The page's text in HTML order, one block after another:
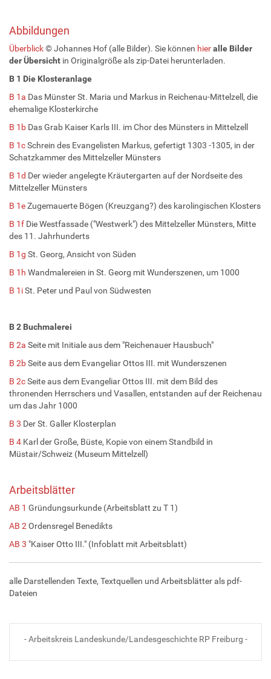
Abbildungen
Überblick© Johannes Hof (alle Bilder). Sie können hieralle Bilder
derÜbersicht in Originalgröße als zip-Datei herunterladen.
B 1 Die Klosteranlage
B 1a Das Münster St. Maria und Markus in Reichenau-Mittelzell, die
ehemalige Klosterkirche
B 1b Das Grab Kaiser Karls III. im Chor des Münsters in Mittelzell
B 1cSchrein des Evangelisten Markus, gefertigt 1303 -1305, in der
Schatzkammer des Mittelzeller Münsters
B 1d Der wieder angelegte Kräutergarten auf der Nordseite des
Mittelzeller Münsters
B 1eZugemauerte Bögen (Kreuzgang?) des karolingischen Klosters
B 1f Die Westfassade ("Westwerk") des Mittelzeller Münsters, Mitte
des 11. Jahrhunderts
B 1g St. Georg, Ansicht von Süden
B 1h Wandmalereien in St. Georg mit Wunderszenen, um 1000
B 1iSt. Peter und Paul von Südwesten
B 2 Buchmalerei
B 2a Seite mit Initiale aus dem "Reichenauer Hausbuch"
B 2bSeite aus dem Evangeliar Ottos III. mit Wunderszenen
B 2cSeite aus dem Evangeliar Ottos III. mit dem Bild des
thronenden Herrschers und Vasallen, entstanden auf der Reichenau
um das Jahr 1000
B 3 Der St. Galler Klosterplan
B 4 Karl der Große, Büste, Kopie von einem Standbild in
Müstair/Schweiz (Museum Mittelzell)
Arbeitsblätter
AB 1 Gründungsurkunde (Arbeitsblatt zu T 1)
AB 2 Ordensregel Benedikts
AB 3 "Kaiser Otto III." (Infoblatt mit Arbeitsblatt)
alle Darstellenden Texte, Textquellen und Arbeitsblätter als pdf-
Dateien
- Arbeitskreis Landeskunde/Landesgeschichte RP Freiburg -